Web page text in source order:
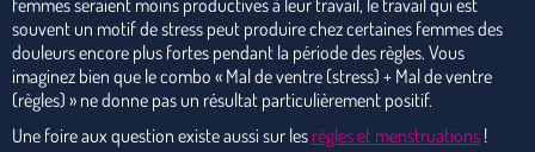
souvent un motif de stress peut produire chez certaines femmes des
douleurs encore plus fortes pendant la période des règles. Vous
imaginez bien que le combo « Mal de ventre (stress) + Mal de ventre
(règles) » ne donne pas un résultat particulièrement positif.
Une foire aux question existe aussi sur les règles et menstruations !